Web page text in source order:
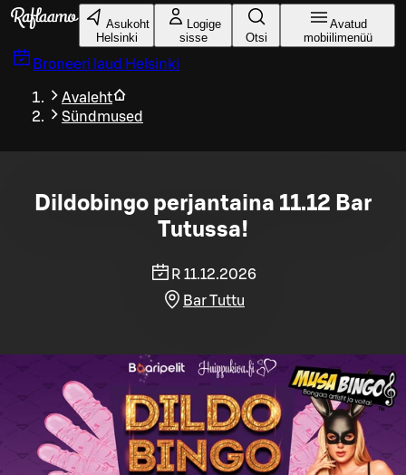
Liigu peamise sisu juurde
Asukoht
Helsinki
Logige
sisse
Otsi
Avatud
mobiilimenüü
Broneeri laud Helsinki
Avaleht
Sündmused
Dildobingo perjantaina 11.12 Bar
Tutussa!
R 11.12.2026
Bar Tuttu